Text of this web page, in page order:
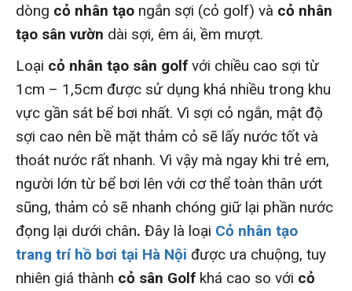
dòng cỏ nhân tạo ngắn sợi (cỏ golf) và cỏ nhân
tạo sân vườn dài sợi, êm ái, ềm mượt.
Loại cỏ nhân tạo sân golf với chiều cao sợi từ
1cm – 1,5cm được sử dụng khá nhiều trong khu
vực gần sát bể bơi nhất. Vì sợi cỏ ngắn, mật độ
sợi cao nên bề mặt thảm cỏ sẽ lấy nước tốt và
thoát nước rất nhanh. Vì vậy mà ngay khi trẻ em,
người lớn từ bể bơi lên với cơ thể toàn thân ướt
sũng, thảm cỏ sẽ nhanh chóng giữ lại phần nước
đọng lại dưới chân. Đây là loại Cỏ nhân tạo
trang trí hồ bơi tại Hà Nội được ưa chuộng, tuy
nhiên giá thành cỏ sân Golf khá cao so với cỏ